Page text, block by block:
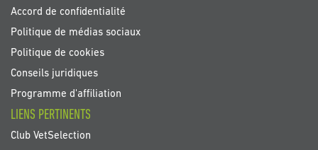
Accord de confidentialité
Politique de médias sociaux
Politique de cookies
Conseils juridiques
Programme d'affiliation
LIENS PERTINENTS
Club VetSelection